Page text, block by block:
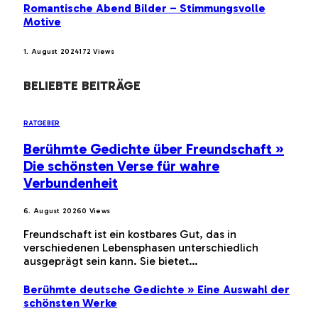
Romantische Abend Bilder – Stimmungsvolle
Motive
1. August 2024172Views
BELIEBTE BEITRÄGE
RATGEBER
Berühmte Gedichte über Freundschaft »
Die schönsten Verse für wahre
Verbundenheit
6. August 20260 Views
Freundschaft ist ein kostbares Gut, das in
verschiedenen Lebensphasen unterschiedlich
ausgeprägt sein kann. Sie bietet…
Berühmte deutsche Gedichte » Eine Auswahl der
schönsten Werke